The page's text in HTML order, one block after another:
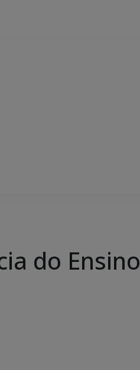
do Ensino